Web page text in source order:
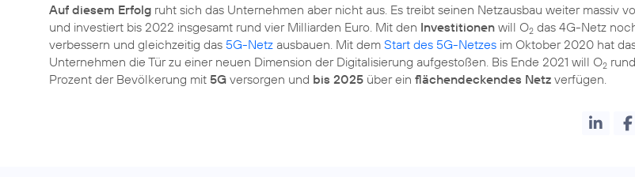
Auf diesem Erfolg ruht sich das Unternehmen aber nicht aus. Es treibt seinen Netzausbau weiter massiv
und investiert bis 2022 insgesamt rund vier Milliarden Euro. Mit den Investitionen will O2 das 4G-Netz
verbessern und gleichzeitig das 5G-Netz ausbauen. Mit dem Start des 5G-Netzes im Oktober 2020 hat
Unternehmen die Tür zu einer neuen Dimension der Digitalisierung aufgestoßen. Bis Ende 2021 will O2
Prozent der Bevölkerung mit 5G versorgen und bis 2025 über ein flächendeckendes Netz verfügen.